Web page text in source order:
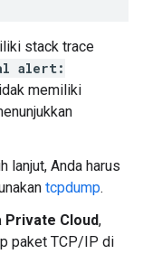
stack trace
alert:
memiliki
lanjut, Anda harus
tcpdump.
Private Cloud,
paket TCP/IP di